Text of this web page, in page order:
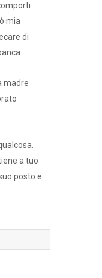
mia
di
madre
a tuo
posto e